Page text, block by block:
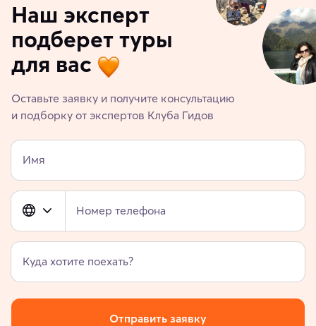
Наш эксперт
подберет туры
для вас
Оставьте заявку и получите консультацию
и подборку от экспертов Клуба Гидов
Имя
Номер телефона
Куда хотите поехать?
Отправить заявку